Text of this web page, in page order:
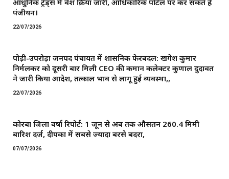
आधुनिक ट्रेड्स में प्रवेश प्रक्रिया जारी, आधिकारिक पोर्टल पर कर सकते हैं
पंजीयन।
22/07/2026
पोड़ी-उपरोड़ा जनपद पंचायत में प्रशासनिक फेरबदल: खगेश कुमार
निर्मलकर को दूसरी बार मिली CEO की कमान ​कलेक्टर कुणाल दुदावत
ने जारी किया आदेश, तत्काल प्रभाव से लागू हुई व्यवस्था,,
22/07/2026
कोरबा जिला वर्षा रिपोर्ट: 1 जून से अब तक औसतन 260.4 मिमी
बारिश दर्ज, दीपका में सबसे ज्यादा बरसे बदरा,
07/07/2026